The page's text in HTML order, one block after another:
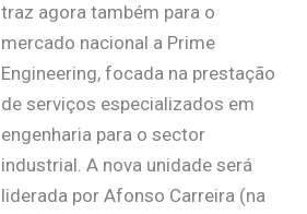
traz agora também para o
mercado nacional a Prime
Engineering, focada na prestação
de serviços especializados em
engenharia para o sector
industrial. A nova unidade será
liderada por Afonso Carreira (na